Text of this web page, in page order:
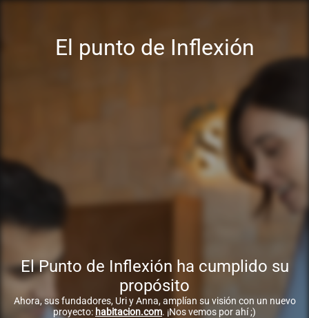
El punto de Inflexión
El Punto de Inflexión ha cumplido su
propósito
Ahora, sus fundadores, Uri y Anna, amplían su visión con un nuevo
proyecto: habitacion.com. ¡Nos vemos por ahí ;)